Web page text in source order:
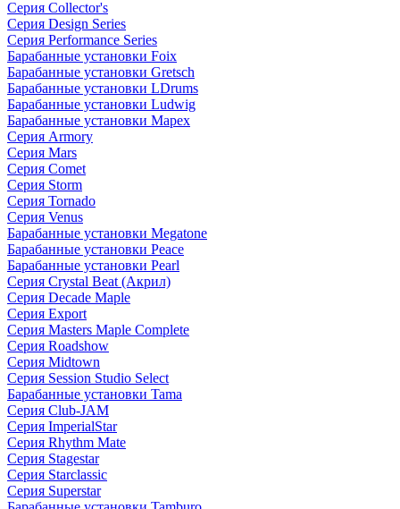
Серия Collector's
Серия Design Series
Серия Performance Series
Барабанные установки Foix
Барабанные установки Gretsch
Барабанные установки LDrums
Барабанные установки Ludwig
Барабанные установки Mapex
Серия Armory
Серия Mars
Серия Comet
Серия Storm
Серия Tornado
Серия Venus
Барабанные установки Megatone
Барабанные установки Peace
Барабанные установки Pearl
Серия Crystal Beat (Акрил)
Серия Decade Maple
Серия Export
Серия Masters Maple Complete
Серия Roadshow
Серия Midtown
Серия Session Studio Select
Барабанные установки Tama
Серия Club-JAM
Серия ImperialStar
Серия Rhythm Mate
Серия Stagestar
Серия Starclassic
Серия Superstar